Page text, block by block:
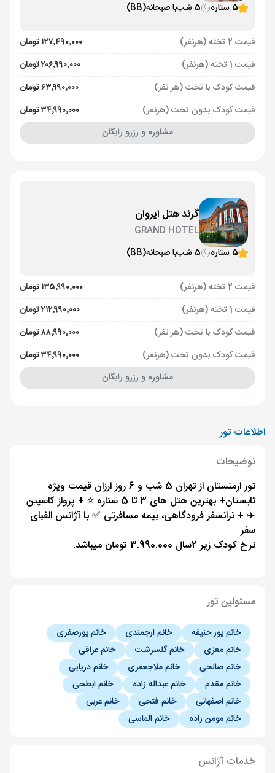
5 ستاره
5 شب با صبحانه(BB)
قیمت 2 تخته (هرنفر)
۱۲۷٬۴۹۰٬۰۰۰ تومان
قیمت 1 تخته (هرنفر)
۲۰۶٬۹۹۰٬۰۰۰ تومان
قیمت کودک با تخت (هر نفر)
۶۳٬۹۹۰٬۰۰۰ تومان
قیمت کودک بدون تخت (هرنفر)
۳۴٬۹۹۰٬۰۰۰ تومان
مشاوره و رزرو رایگان
گرند هتل ایروان
GRAND HOTEL
5 ستاره
5 شب با صبحانه(BB)
قیمت 2 تخته (هرنفر)
۱۳۵٬۹۹۰٬۰۰۰ تومان
قیمت 1 تخته (هرنفر)
۲۱۲٬۹۹۰٬۰۰۰ تومان
قیمت کودک با تخت (هر نفر)
۸۸٬۹۹۰٬۰۰۰ تومان
قیمت کودک بدون تخت (هرنفر)
۳۴٬۹۹۰٬۰۰۰ تومان
مشاوره و رزرو رایگان
اطلاعات تور
توضیحات
تور ارمنستان از تهران 5 شب و 6 روز ارزان قیمت ویژه
تابستان+ بهترین هتل های 3 تا 5 ستاره ⭐️ + پرواز کاسپین
✈️ + ترانسفر فرودگاهی، بیمه مسافرتی ✅ با آژانس الفبای
سفر
نرخ کودک زیر 2سال 3.990.000 تومان میباشد.
مسئولین تور
خانم پور حنیفه خانم ارجمندی
خانم پورصفری
خانم معزی
خانم گلسرشت
خانم عراقی
خانم صالحی
خانم ملاجعفری
خانم دریایی
خانم مقدم
خانم عبداله زاده
خانم ابطحی
خانم اصفهانی
خانم فتحی
خانم عربی
خانم مومن زاده
خانم الماسی
خدمات آژانس